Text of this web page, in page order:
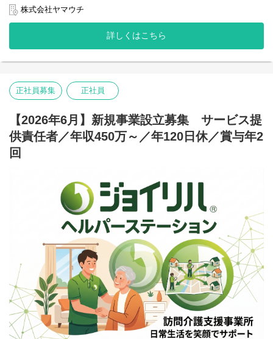
・アルバイトスタッフ採用、教育
・数値管理
・競合店調査 等
株式会社ヤマウチ
詳しくはこちら
正社員募集 正社員
【2026年6月】新規事業設立募集 サービス提
供責任者／年収450万～／年120日休／賞与年2
回